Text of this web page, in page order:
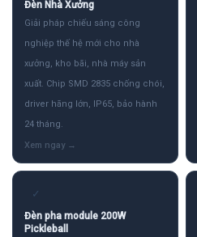
Đèn Nhà Xưởng
Giải pháp chiếu sáng công
nghiệp thế hệ mới cho nhà
xưởng, kho bãi, nhà máy sản
xuất. Chip SMD 2835 chống chói,
driver hãng lớn, IP65, bảo hành
24 tháng.
✓
Đèn pha module 200W
Pickleball